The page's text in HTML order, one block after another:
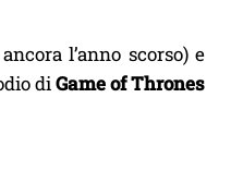
l’anno scorso) e
diGame of Thrones